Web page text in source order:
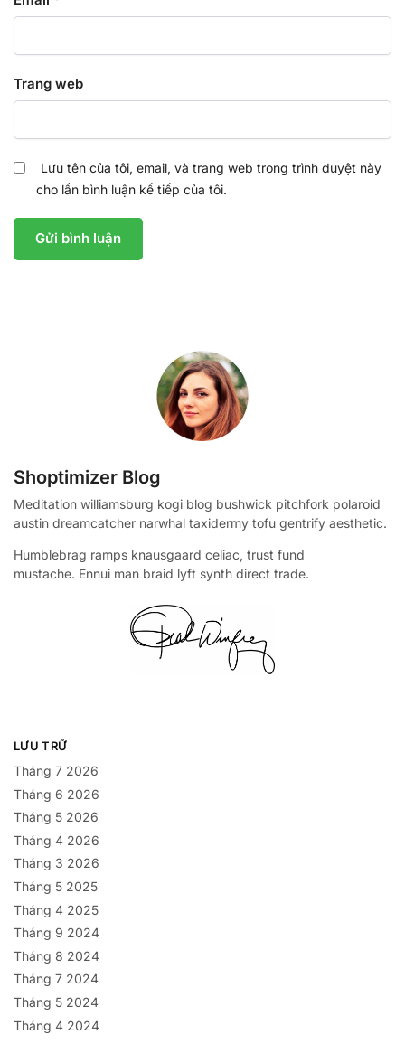
Trang web
Lưu tên của tôi, email, và trang web trong trình duyệt này
cho lần bình luận kế tiếp của tôi.
Shoptimizer Blog
Meditation williamsburg kogi blog bushwick pitchfork polaroid
austin dreamcatcher narwhal taxidermy tofu gentrify aesthetic.
Humblebrag ramps knausgaard celiac, trust fund
mustache. Ennui man braid lyft synth direct trade.
LƯU TRỮ
Tháng 7 2026
Tháng 6 2026
Tháng 5 2026
Tháng 4 2026
Tháng 3 2026
Tháng 5 2025
Tháng 4 2025
Tháng 9 2024
Tháng 8 2024
Tháng 7 2024
Tháng 5 2024
Tháng 4 2024